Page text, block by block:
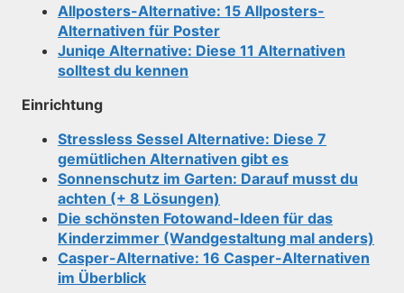
Allposters-Alternative: 15 Allposters-
Alternativen für Poster
Juniqe Alternative: Diese 11 Alternativen
solltest du kennen
Einrichtung
Stressless Sessel Alternative: Diese 7
gemütlichen Alternativen gibt es
Sonnenschutz im Garten: Darauf musst du
achten (+ 8 Lösungen)
Die schönsten Fotowand-Ideen für das
Kinderzimmer (Wandgestaltung mal anders)
Casper-Alternative: 16 Casper-Alternativen
im Überblick